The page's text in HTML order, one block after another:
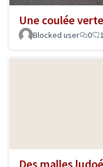
Une coulée
Blocked user
0
Des malles